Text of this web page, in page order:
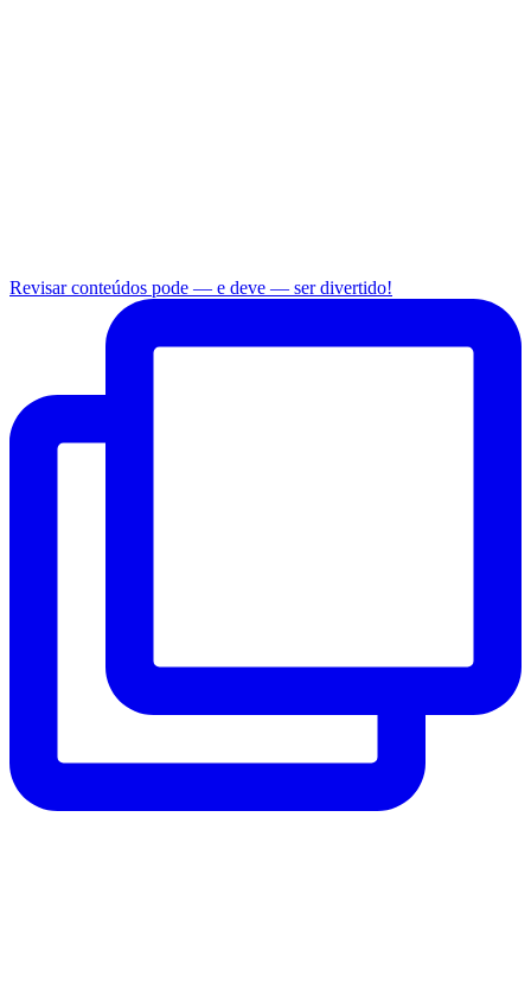
Revisar conteúdos pode — e deve — ser divertido!